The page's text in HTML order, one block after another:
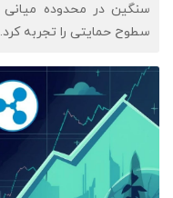
سطوح حمایتی را تجربه کرد.